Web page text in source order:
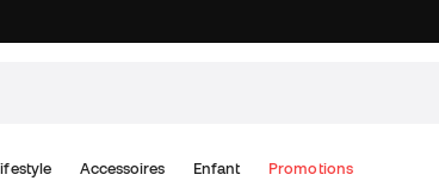
Accessoires Enfant Promotions